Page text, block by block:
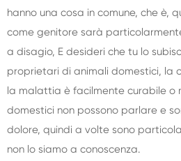
hanno una cosa in comune, che è,
come genitore sarà
a disagio, E desideri che tu lo
proprietari di animali domestici, la
la malattia è facilmente curabile o
domestici non possono parlare e
dolore, quindi a volte sono
non lo siamo a conoscenza.